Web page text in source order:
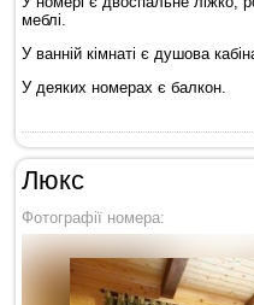
меблі.
У ванній кімнаті є душова
У деяких номерах є балкон.
Люкс
Фотографії номера: